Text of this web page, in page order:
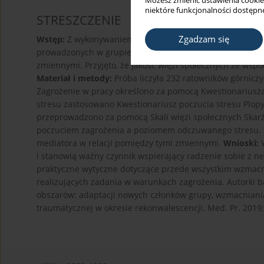
niektóre funkcjonalności
Zgadzam się
STRESZCZENIE
Wstęp: Z wykonywaniem pracy w zawodach wysokiego
prowadzonych w grupie ratowników górniczych od
zmiennymi. Przyjęto, że jakość więzi społecznych ze
Materiał i metody: Próba liczyła 232 ratowników
Zagrożenie w pracy określono za pomocą
stresu zastosowano Kwestionariusz poczucia stresu
przeprowadzono za pomocą Skali więzi społecznych
poczuciem zagrożenia a poziomem odczuwanego
mediatora w relacji pomiędzy tymi zmiennymi. Wnioski:
i stanowią ważny czynnik wspierający radzenie sobie z
praktyczne wytyczne dotyczące przede wszystkim
realizujących zadania w warunkach zagrożenia. Autorki
obszarów: adaptacji nowych członków grupy,
traumatycznej w okresie rekonwalescencji. Med. Pr.